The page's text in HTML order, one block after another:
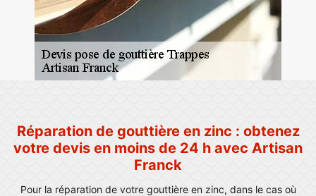
Réparation de gouttière en zinc : obtenez
votre devis en moins de 24 h avec Artisan
Franck
Pour la réparation de votre gouttière en zinc, dans le cas où